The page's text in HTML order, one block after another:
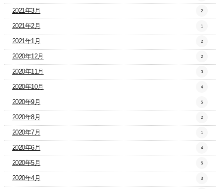
2021年3月 2
2021年2月 1
2021年1月 2
2020年12月 2
2020年11月 3
2020年10月 4
2020年9月 5
2020年8月 2
2020年7月 1
2020年6月 4
2020年5月 5
2020年4月 3